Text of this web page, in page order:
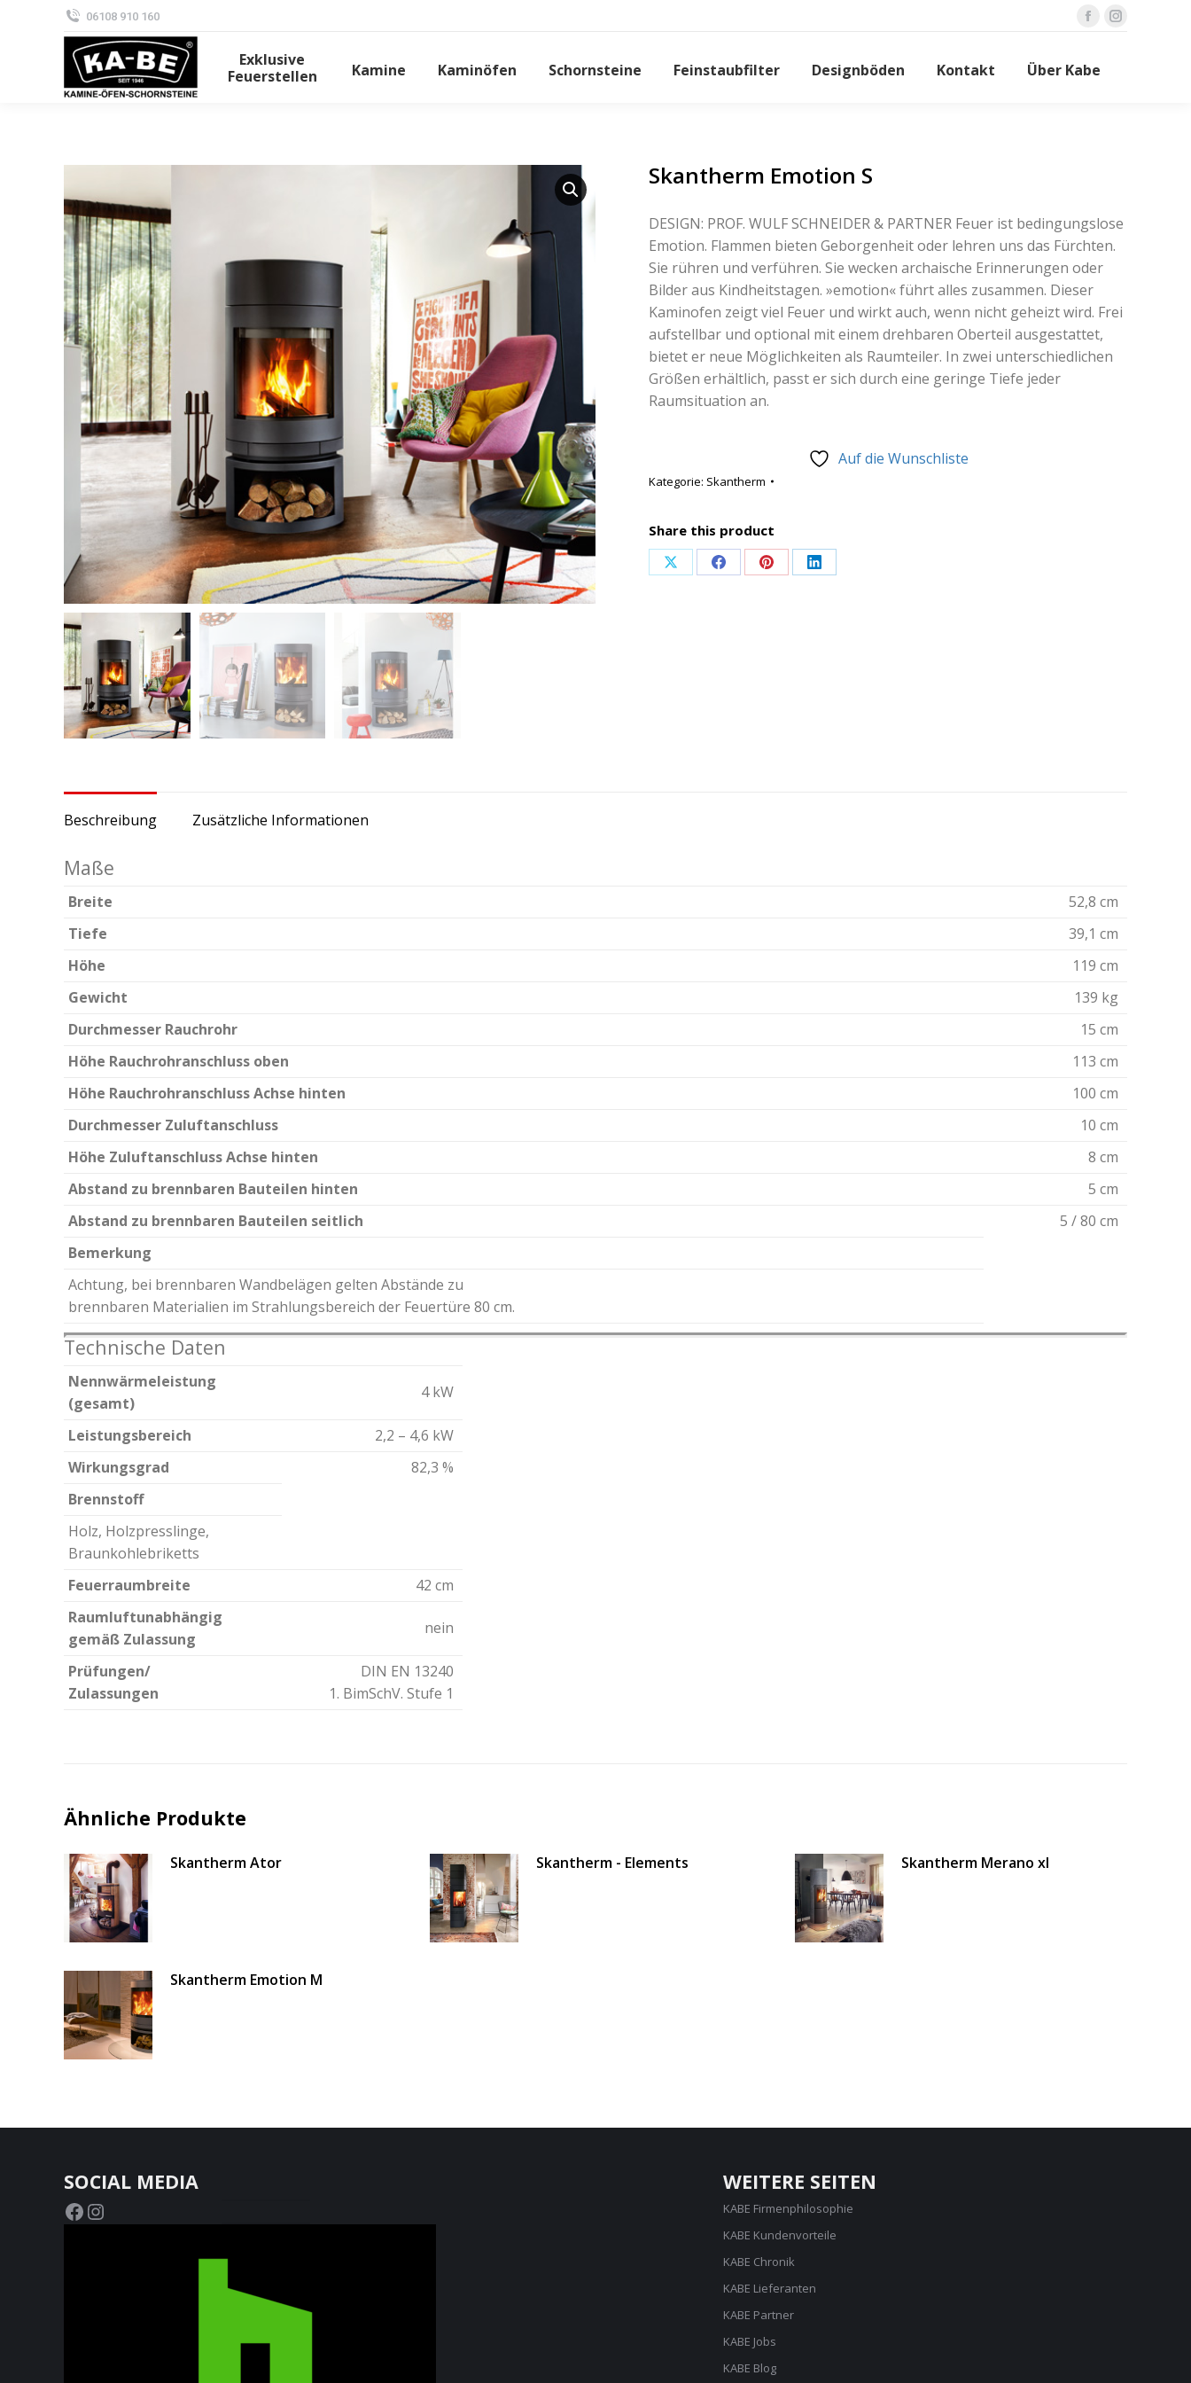
06108 910 160
Facebook
opens
Instagram
Exklusive
Feuerstellen
Kamine Kaminöfen Schornsteine Feinstaubfilter Designböden Kontakt Über Kabe
Skantherm Emotion S
DESIGN: PROF. WULF SCHNEIDER & PARTNER Feuer ist bedingungslose
Emotion. Flammen bieten Geborgenheit oder lehren uns das Fürchten.
Sie rühren und verführen. Sie wecken archaische Erinnerungen oder
Bilder aus Kindheitstagen. »emotion« führt alles zusammen. Dieser
Kaminofen zeigt viel Feuer und wirkt auch, wenn nicht geheizt wird. Frei
aufstellbar und optional mit einem drehbaren Oberteil ausgestattet,
bietet er neue Möglichkeiten als Raumteiler. In zwei unterschiedlichen
Größen erhältlich, passt er sich durch eine geringe Tiefe jeder
Raumsituation an.
Auf die Wunschliste
Kategorie: Skantherm
Share this product
Share Share Share Share
Beschreibung Zusätzliche Informationen
Maße
Breite
52,8 cm
Tiefe
39,1 cm
Höhe
119 cm
Gewicht
139 kg
Durchmesser Rauchrohr
15 cm
Höhe Rauchrohranschluss oben
113 cm
Höhe Rauchrohranschluss Achse hinten
100 cm
Durchmesser Zuluftanschluss
10 cm
Höhe Zuluftanschluss Achse hinten
8 cm
Abstand zu brennbaren Bauteilen hinten
5 cm
Abstand zu brennbaren Bauteilen seitlich
5 / 80 cm
Bemerkung
Achtung, bei brennbaren Wandbelägen gelten Abstände zu
brennbaren Materialien im Strahlungsbereich der Feuertüre 80 cm.
Technische Daten
Nennwärmeleistung
(gesamt)
4 kW
Leistungsbereich
2,2 – 4,6 kW
Wirkungsgrad
82,3 %
Brennstoff
Holz, Holzpresslinge,
Braunkohlebriketts
Feuerraumbreite
42 cm
Raumluftunabhängig
gemäß Zulassung
nein
Prüfungen/
Zulassungen
DIN EN 13240
1. BimSchV. Stufe 1
Ähnliche Produkte
Skantherm Ator Skantherm - Elements Skantherm Merano xl
Skantherm Emotion M
SOCIAL MEDIA
Facebook
Instagram
WEITERE SEITEN
KABE Firmenphilosophie
KABE Kundenvorteile
KABE Chronik
KABE Lieferanten
KABE Partner
KABE Jobs
KABE Blog